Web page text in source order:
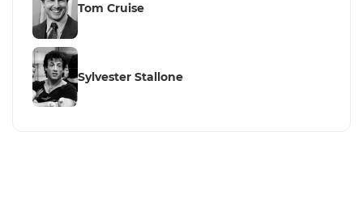
Tom Cruise
Sylvester Stallone